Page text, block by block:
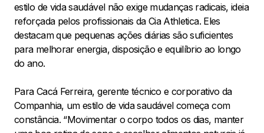
estilo de vida saudável não exige mudanças radicais, ideia
reforçada pelos profissionais da Cia Athletica. Eles
destacam que pequenas ações diárias são suficientes
para melhorar energia, disposição e equilíbrio ao longo
do ano.
Para Cacá Ferreira, gerente técnico e corporativo da
Companhia, um estilo de vida saudável começa com
constância. “Movimentar o corpo todos os dias, manter